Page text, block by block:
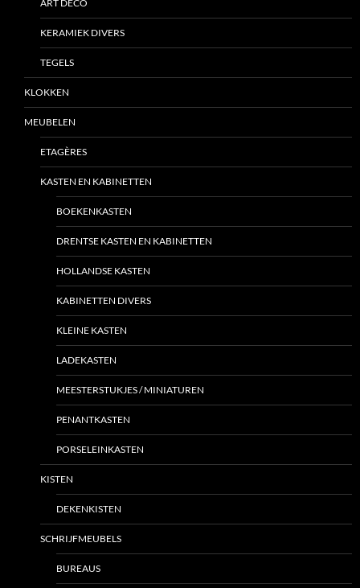
ART DECO
KERAMIEK DIVERS
TEGELS
KLOKKEN
MEUBELEN
ETAGÈRES
KASTEN EN KABINETTEN
BOEKENKASTEN
DRENTSE KASTEN EN KABINETTEN
HOLLANDSE KASTEN
KABINETTEN DIVERS
KLEINE KASTEN
LADEKASTEN
MEESTERSTUKJES / MINIATUREN
PENANTKASTEN
PORSELEINKASTEN
KISTEN
DEKENKISTEN
SCHRIJFMEUBELS
BUREAUS